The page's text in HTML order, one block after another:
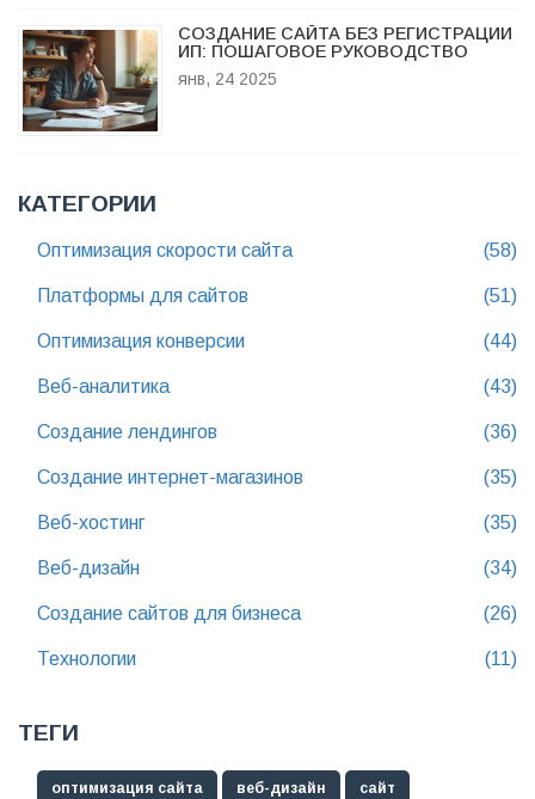
СОЗДАНИЕ САЙТА БЕЗ РЕГИСТРАЦИИ
ИП: ПОШАГОВОЕ РУКОВОДСТВО
янв, 24 2025
КАТЕГОРИИ
Оптимизация скорости сайта (58)
Платформы для сайтов (51)
Оптимизация конверсии (44)
Веб-аналитика (43)
Создание лендингов (36)
Создание интернет-магазинов (35)
Веб-хостинг (35)
Веб-дизайн (34)
Создание сайтов для бизнеса (26)
Технологии (11)
ТЕГИ
оптимизация сайта веб-дизайн сайт